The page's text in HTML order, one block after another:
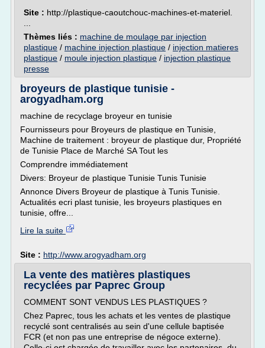
Site : http://plastique-caoutchouc-machines-et-materiel.
Thèmes liés : machine de moulage par injection
plastique / machine injection plastique / injection matieres
plastique / moule injection plastique / injection plastique
presse
broyeurs de plastique tunisie -
arogyadham.org
machine de recyclage broyeur en tunisie
Fournisseurs pour Broyeurs de plastique en Tunisie,
Machine de traitement : broyeur de plastique dur, Propriété
de Tunisie Place de Marché SA Tout les
Comprendre immédiatement
Divers: Broyeur de plastique Tunisie Tunis Tunisie
Annonce Divers Broyeur de plastique à Tunis Tunisie.
Actualités ecri plast tunisie, les broyeurs plastiques en
tunisie, offre...
Lire la suite
Site : http://www.arogyadham.org
La vente des matières plastiques
recyclées par Paprec Group
COMMENT SONT VENDUS LES PLASTIQUES ?
Chez Paprec, tous les achats et les ventes de plastique
recyclé sont centralisés au sein d'une cellule baptisée
FCR (et non pas une entreprise de négoce externe).